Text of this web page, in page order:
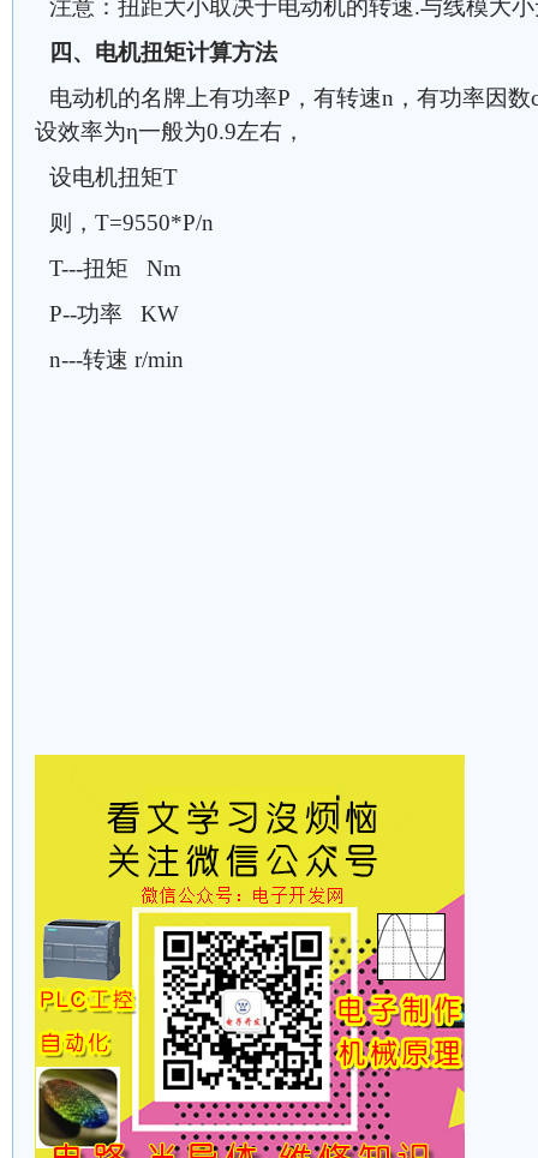
注意：扭距大小取决于电动机的转速.与线模大
四、电机扭矩计算方法
电动机的名牌上有功率P，有转速n，有功率因数
设效率为η一般为0.9左右，
设电机扭矩T
则，T=9550*P/n
T---扭矩 Nm
P--功率 KW
n---转速 r/min